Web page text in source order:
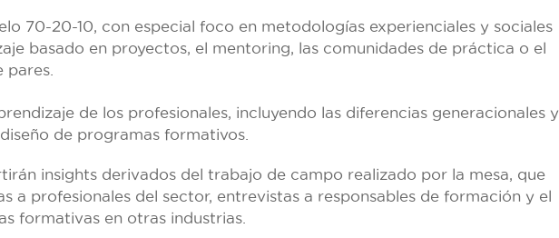
70-20-10, con especial foco en metodologías experienciales y sociales
basado en proyectos, el mentoring, las comunidades de práctica o el
pares.
de los profesionales, incluyendo las diferencias generacionales y
de programas formativos.
insights derivados del trabajo de campo realizado por la mesa, que
a profesionales del sector, entrevistas a responsables de formación y el
formativas en otras industrias.